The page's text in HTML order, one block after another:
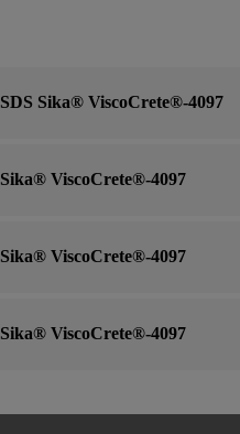
SDS Sika® ViscoCrete®-4097
Sika® ViscoCrete®-4097
Sika® ViscoCrete®-4097
Sika® ViscoCrete®-4097